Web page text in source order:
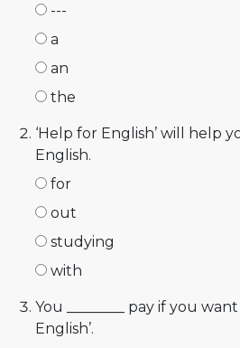
---
a
an
the
‘Help for English’ will help
English.
for
out
studying
with
You ________ pay if you
English’.